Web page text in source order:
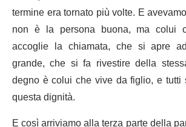
termine era tornato più volte. E
non è la persona buona, ma colui
accoglie la chiamata, che si apre
grande, che si fa rivestire della
degno è colui che vive da figlio, e tutti
questa dignità.